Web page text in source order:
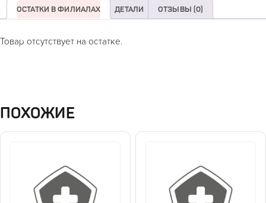
ОСТАТКИ В ФИЛИАЛАХ ДЕТАЛИ ОТЗЫВЫ (0)
Товар отсутствует на остатке.
ПОХОЖИЕ